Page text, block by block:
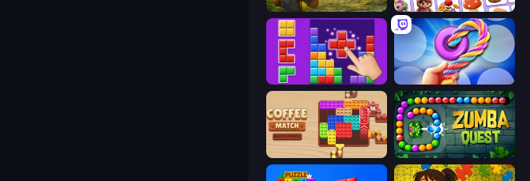
Hidden Objects: Island Secrets Threads Car Escape 3D
BlockBuster Puzzle Twisted Tangle
Zumba Quest